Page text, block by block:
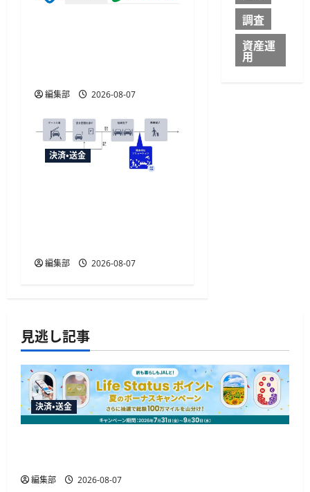
編集部 2026-08-07
決済・送金
編集部 2026-08-07
調査
資産運
用
見逃し記事
決済・送金
編集部
2026-08-07